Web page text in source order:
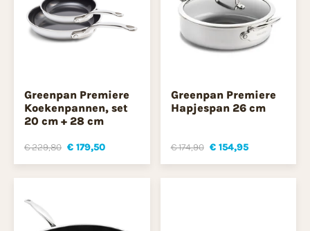
Greenpan Premiere
Koekenpannen, set
20 cm + 28 cm
€ 229,80 € 179,50
Greenpan Premiere
Hapjespan 26 cm
€ 174,90 € 154,95